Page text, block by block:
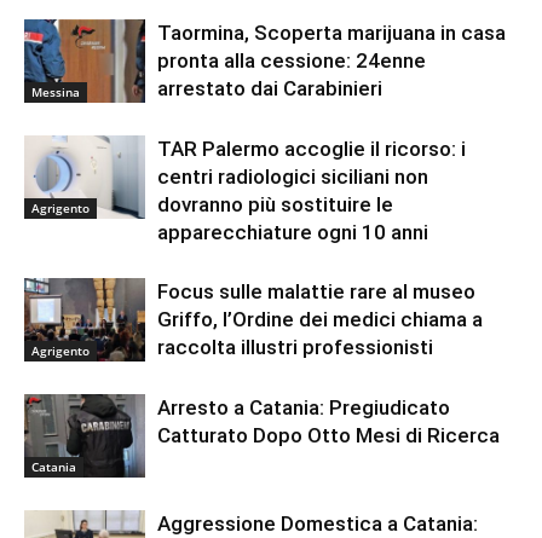
Messina
Taormina, Scoperta marijuana in casa
pronta alla cessione: 24enne
arrestato dai Carabinieri
Agrigento
TAR Palermo accoglie il ricorso: i
centri radiologici siciliani non
dovranno più sostituire le
apparecchiature ogni 10 anni
Agrigento
Focus sulle malattie rare al museo
Griffo, l’Ordine dei medici chiama a
raccolta illustri professionisti
Catania
Arresto a Catania: Pregiudicato
Catturato Dopo Otto Mesi di Ricerca
Aggressione Domestica a Catania: